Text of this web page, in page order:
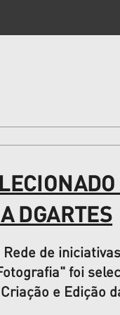
DGARTES
Rede de
foi
e Edição